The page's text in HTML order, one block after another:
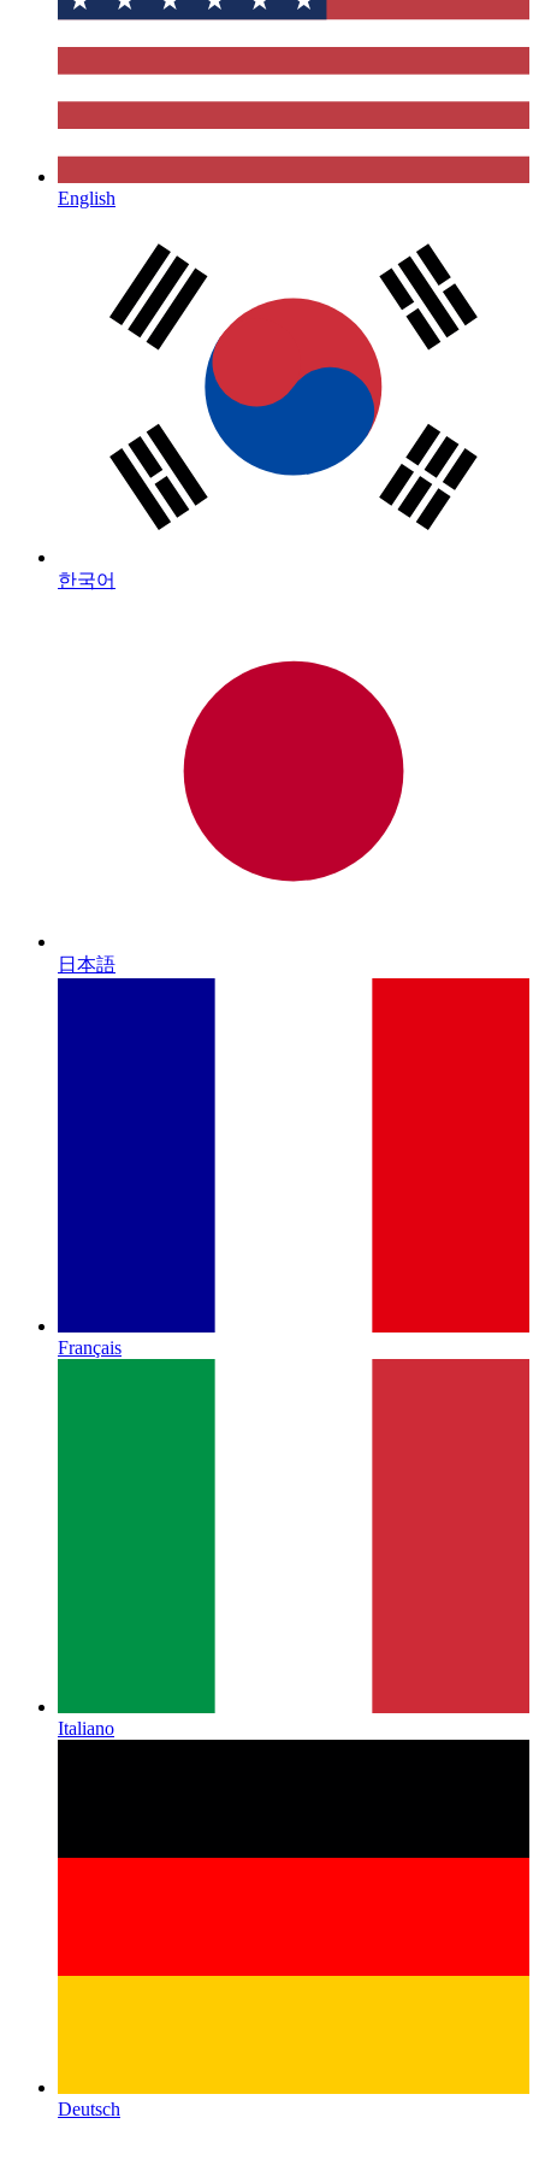
English
한국어
日本語
Français
Italiano
Deutsch